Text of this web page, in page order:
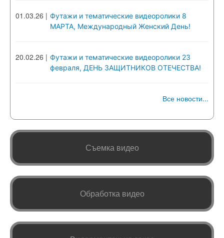
01.03.26 | Футажи и тематические видеоролики 8
МАРТА, Международный Женский День!
20.02.26 | Футажи и тематические видеоролики 23
февраля, ДЕНЬ ЗАЩИТНИКОВ ОТЕЧЕСТВА!
Все новости...
Съемка видео
Обработка видео